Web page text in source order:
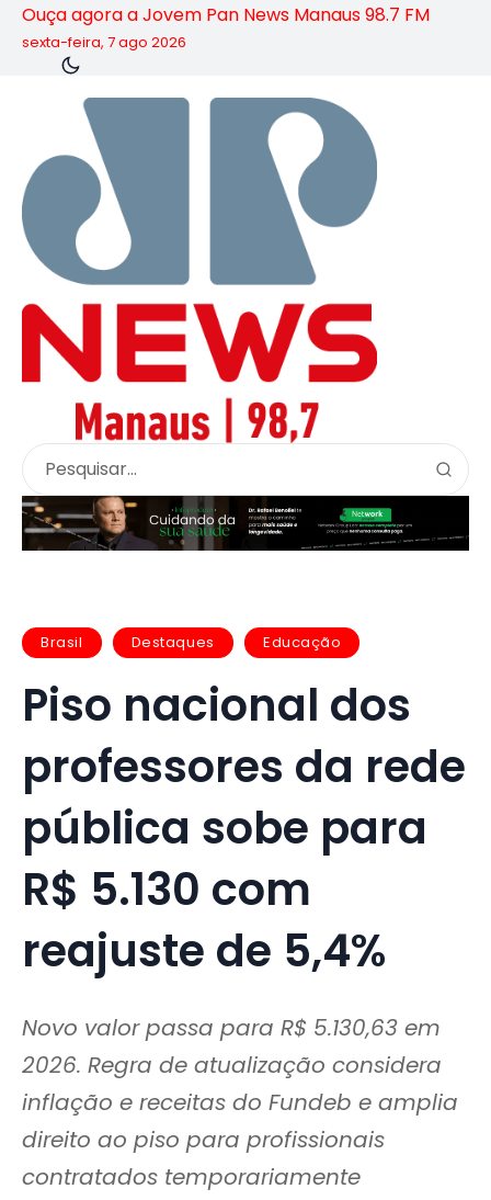
Ouça agora a Jovem Pan News Manaus 98.7 FM
sexta-feira, 7 ago 2026
Brasil Destaques Educação
Piso nacional dos
professores da rede
pública sobe para
R$ 5.130 com
reajuste de 5,4%
Novo valor passa para R$ 5.130,63 em
2026. Regra de atualização considera
inflação e receitas do Fundeb e amplia
direito ao piso para profissionais
contratados temporariamente